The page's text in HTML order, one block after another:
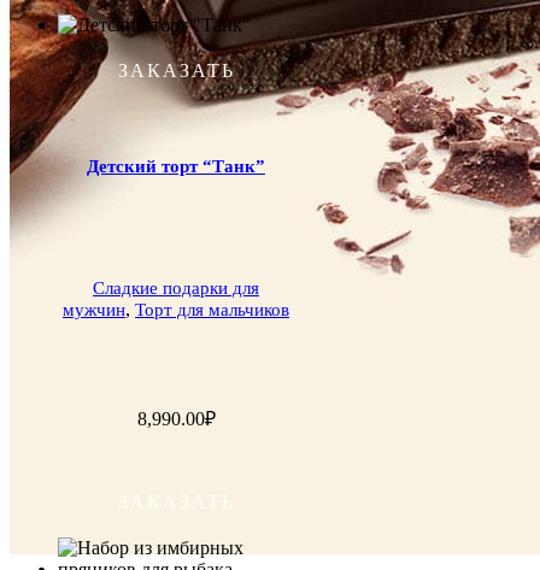
ЗАКАЗАТЬ
Детский торт “Танк”
Сладкие подарки для
мужчин, Торт для мальчиков
8,990.00₽
ЗАКАЗАТЬ